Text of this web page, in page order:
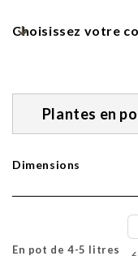
Choisissez votre
Plantes en
Dimensions
En pot de 4-5 litres